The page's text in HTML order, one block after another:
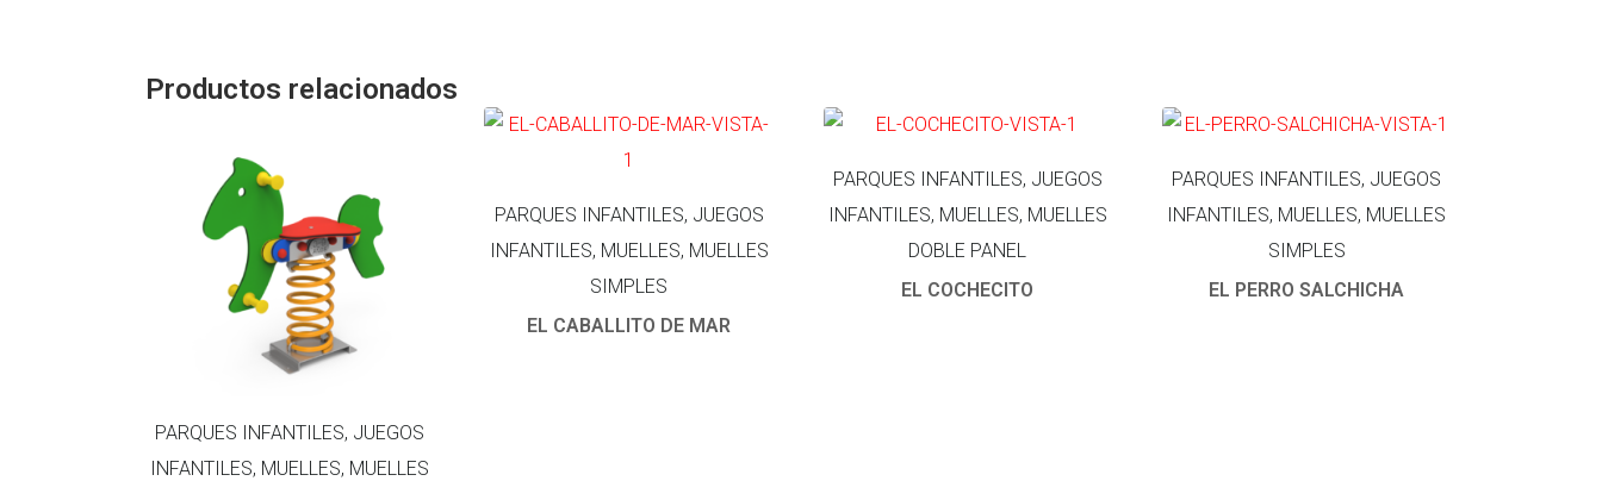
Productos relacionados
PARQUES INFANTILES, JUEGOS
INFANTILES, MUELLES, MUELLES
PARQUES INFANTILES, JUEGOS
INFANTILES, MUELLES, MUELLES
SIMPLES
EL CABALLITO DE MAR
PARQUES INFANTILES, JUEGOS
INFANTILES, MUELLES, MUELLES
DOBLE PANEL
EL COCHECITO
PARQUES INFANTILES, JUEGOS
INFANTILES, MUELLES, MUELLES
SIMPLES
EL PERRO SALCHICHA